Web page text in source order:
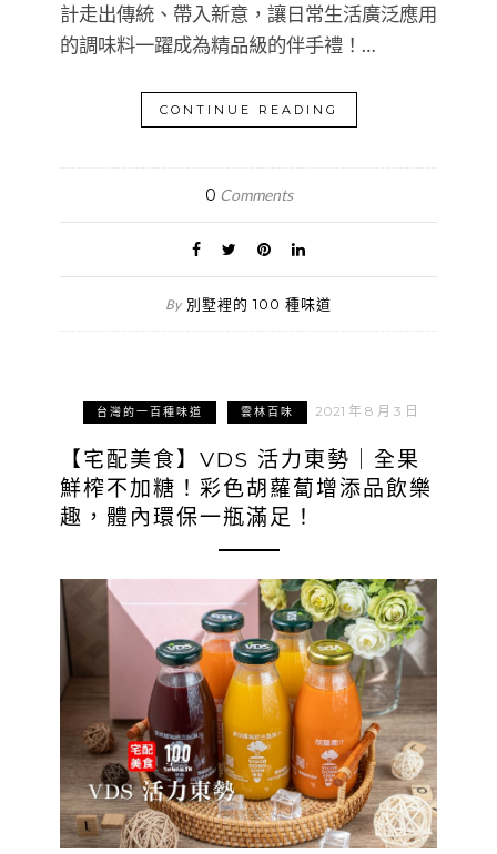
計走出傳統、帶入新意，讓日常生活廣泛應用
的調味料一躍成為精品級的伴手禮！…
CONTINUE READING
0 Comments
By 別墅裡的 100 種味道
台灣的一百種味道 雲林百味 2021 年 8 月 3 日
【宅配美食】VDS 活力東勢｜全果
鮮榨不加糖！彩色胡蘿蔔增添品飲樂
趣，體內環保一瓶滿足！